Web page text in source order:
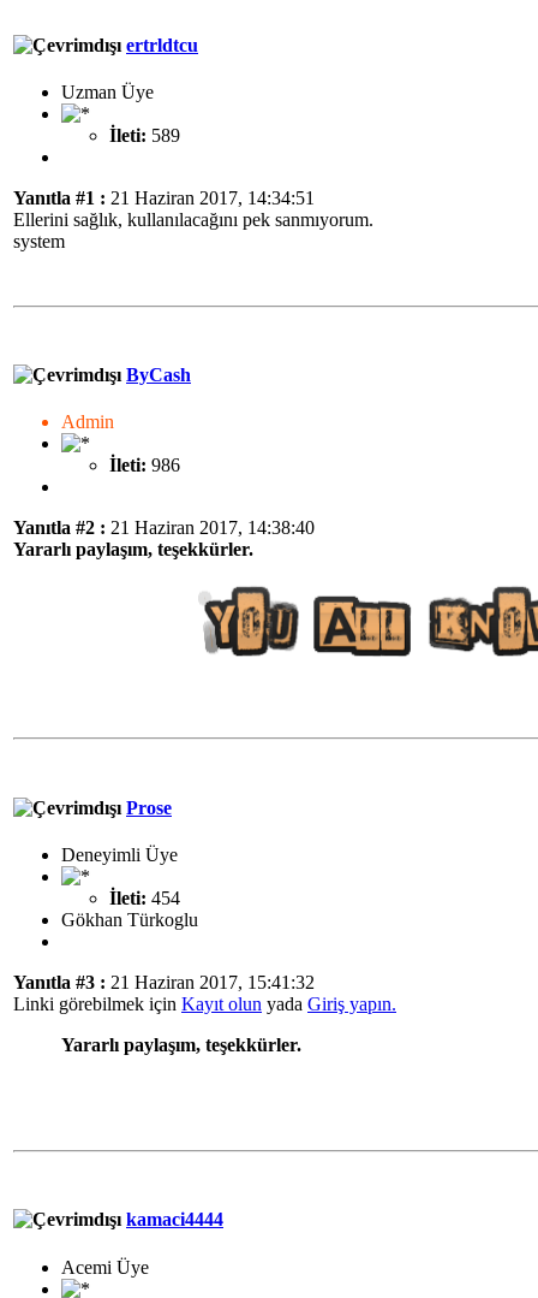
ertrldtcu
Uzman Üye
İleti: 589
Yanıtla #1 : 21 Haziran 2017, 14:34:51
Ellerini sağlık, kullanılacağını pek sanmıyorum.
system
ByCash
Admin
İleti: 986
Yanıtla #2 : 21 Haziran 2017, 14:38:40
Yararlı paylaşım, teşekkürler.
Prose
Deneyimli Üye
İleti: 454
Gökhan Türkoglu
Yanıtla #3 : 21 Haziran 2017, 15:41:32
Linki görebilmek için Kayıt olun yada Giriş yapın.
Yararlı paylaşım, teşekkürler.
kamaci4444
Acemi Üye